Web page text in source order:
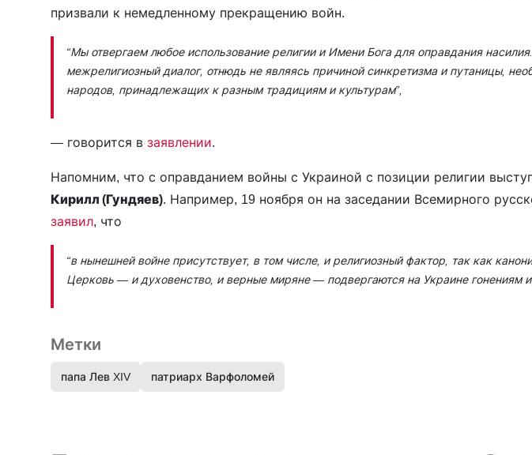
призвали к немедленному прекращению войн.
“Мы отвергаем любое использование религии и Имени Бога для оправдания
межрелигиозный диалог, отнюдь не являясь причиной синкретизма и путаницы,
народов, принадлежащих к разным традициям и культурам”,
— говорится в заявлении.
Напомним, что с оправданием войны с Украиной с позиции религии
Кирилл (Гундяев). Например, 19 ноября он на заседании Всемирного
заявил, что
“в нынешней войне присутствует, в том числе, и религиозный фактор, так как
Церковь — и духовенство, и верные миряне — подвергаются на Украине гонениям и
Метки
папа Лев XIV патриарх Варфоломей